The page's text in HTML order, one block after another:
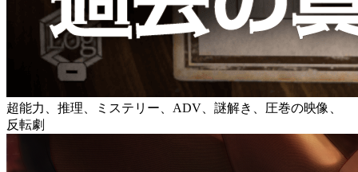
超能力、推理、ミステリー、ADV、謎解き、圧巻の映像、
反転劇